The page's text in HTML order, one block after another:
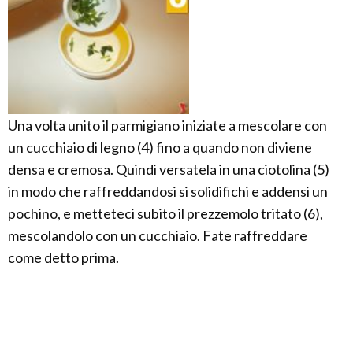
Una volta unito il parmigiano iniziate a mescolare con
un cucchiaio di legno (4) fino a quando non diviene
densa e cremosa. Quindi versatela in una ciotolina (5)
in modo che raffreddandosi si solidifichi e addensi un
pochino, e metteteci subito il prezzemolo tritato (6),
mescolandolo con un cucchiaio. Fate raffreddare
come detto prima.